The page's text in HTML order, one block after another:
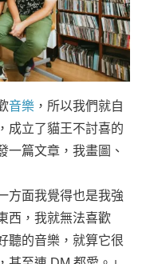
音樂 ，所以我們就自
成立了貓王不討喜的
一篇文章，我畫圖、
方面我覺得也是我強
西，我就無法喜歡
聽的音樂，就算它很